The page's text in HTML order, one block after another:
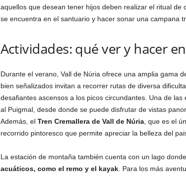
aquellos que desean tener hijos deben realizar el ritual de
se encuentra en el santuario y hacer sonar una campana
Actividades: qué ver y hacer
Durante el verano, Vall de Núria ofrece una amplia gama
bien señalizados invitan a recorrer rutas de diversa
desafiantes ascensos a los picos circundantes. Una de
al Puigmal, desde donde se puede disfrutar de vistas
Además, el Tren Cremallera de Vall de Núria, que es el
recorrido pintoresco que permite apreciar la belleza del
La estación de montaña también cuenta con un lago
acuáticos, como el remo y el kayak. Para los más